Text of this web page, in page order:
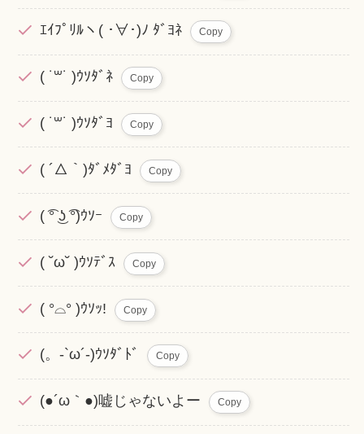
ｴｲﾌﾟﾘﾙヽ( ･∀･)ﾉ ﾀﾞﾖﾈ Copy
( ˙꒳˙ )ｳｿﾀﾞﾈ Copy
( ˙꒳˙ )ｳｿﾀﾞﾖ Copy
( ´△｀)ﾀﾞﾒﾀﾞﾖ Copy
( ͡° ͜ʖ ͡°)ｳｿｰ Copy
( ˘ω˘ )ｳｿﾃﾞｽ Copy
( °⌓° )ｳｿｯ! Copy
(。-`ω´-)ｳｿﾀﾞﾄﾞ Copy
(●´ω｀●)嘘じゃないよー Copy